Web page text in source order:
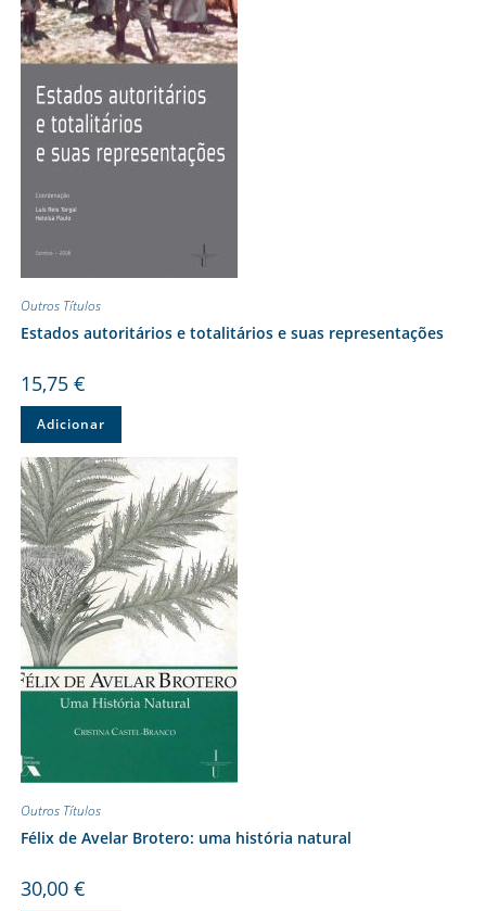
Outros Títulos
Estados autoritários e totalitários e suas representações
15,75 €
Adicionar
Outros Títulos
Félix de Avelar Brotero: uma história natural
30,00 €